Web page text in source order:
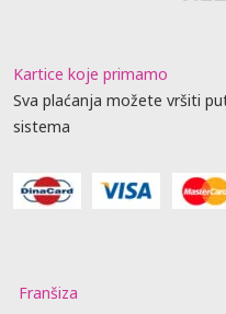
Kartice koje primamo
Sva plaćanja možete vršiti
sistema
Franšiza